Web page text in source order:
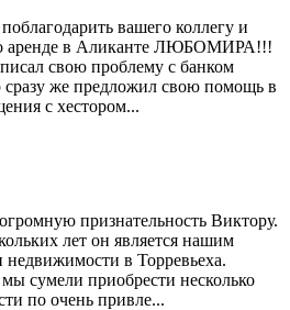
вашего коллегу и
аренде в Аликанте ЛЮБОМИРА!!!
свою проблему с банком
же предложил свою помощь в
с хестором...
признательность Виктору.
лет он является нашим
недвижимости в Торревьеха.
сумели приобрести несколько
по очень привле...